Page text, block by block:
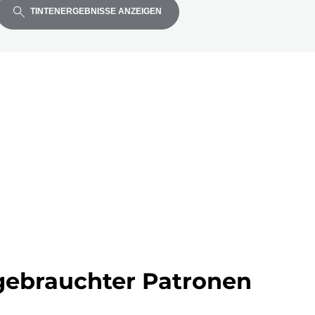
TINTENERGEBNISSE ANZEIGEN
Patronen